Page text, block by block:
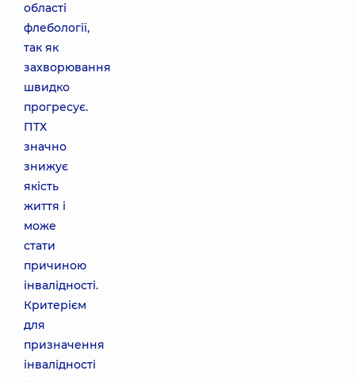
області
флебології,
так як
захворювання
швидко
прогресує.
ПТХ
значно
знижує
якість
життя і
може
стати
причиною
інвалідності.
Критерієм
для
призначення
інвалідності